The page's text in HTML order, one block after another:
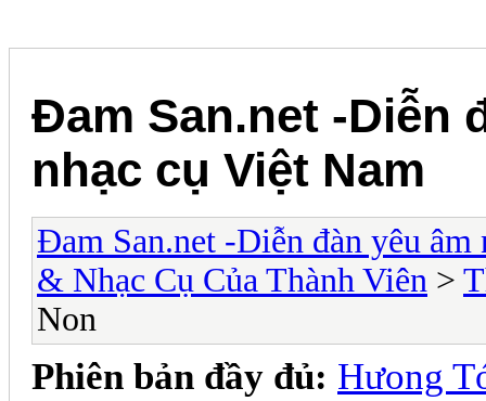
Đam San.net -Diễn
nhạc cụ Việt Nam
Đam San.net -Diễn đàn yêu âm
& Nhạc Cụ Của Thành Viên >
Non
Phiên bản đầy đủ: Hưong